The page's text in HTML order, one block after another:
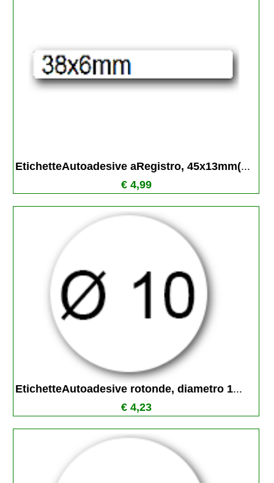
EtichetteAutoadesive aRegistro, 45x13mm(...
€ 4,99
EtichetteAutoadesive rotonde, diametro 1...
€ 4,23